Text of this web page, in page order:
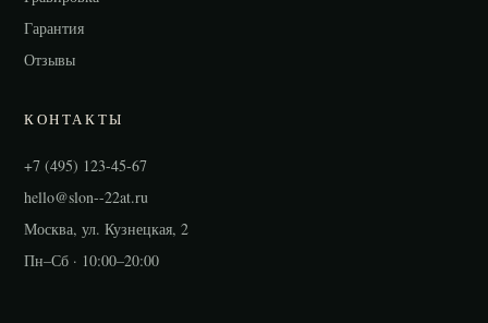
Гарантия
Отзывы
КОНТАКТЫ
+7 (495) 123-45-67
hello@slon--22at.ru
Москва, ул. Кузнецкая, 2
Пн–Сб · 10:00–20:00